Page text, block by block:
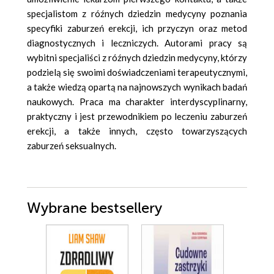
specjalistom z róźnych dziedzin medycyny poznania
specyfiki zaburzeń erekcji, ich przyczyn oraz metod
diagnostycznych i leczniczych. Autorami pracy są
wybitni specjaliści z róźnych dziedzin medycyny, którzy
podzielą się swoimi doświadczeniami terapeutycznymi,
a także wiedzą opartą na najnowszych wynikach badań
naukowych. Praca ma charakter interdyscyplinarny,
praktyczny i jest przewodnikiem po leczeniu zaburzeń
erekcji, a także innych, często towarzyszących
zaburzeń seksualnych.
Wybrane bestsellery